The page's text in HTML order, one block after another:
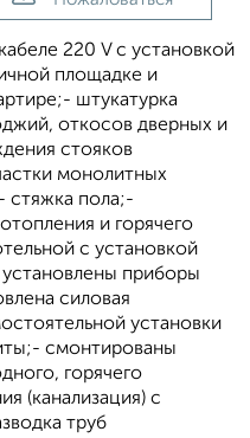
220 V с установкой
площадке и
штукатурка
откосов дверных и
стояков
монолитных
стяжка пола;-
и горячего
с установкой
приборы
силовая
установки
смонтированы
горячего
(канализация) с
труб